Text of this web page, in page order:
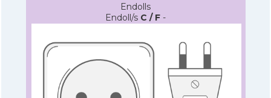
Endolls
Endoll/s C / F -